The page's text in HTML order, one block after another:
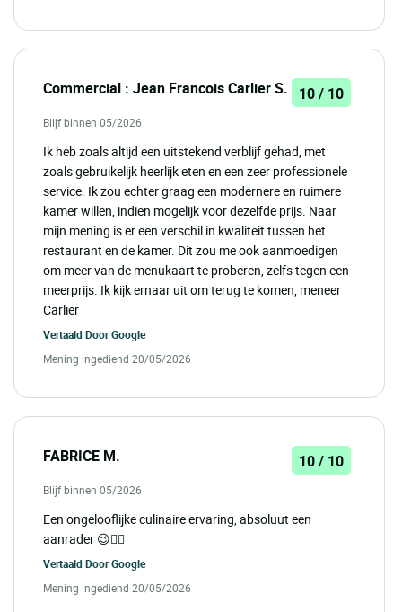
Commercial : Jean Francois Carlier S. 10 / 10
Blijf binnen 05/2026
Ik heb zoals altijd een uitstekend verblijf gehad, met
zoals gebruikelijk heerlijk eten en een zeer professionele
service. Ik zou echter graag een modernere en ruimere
kamer willen, indien mogelijk voor dezelfde prijs. Naar
mijn mening is er een verschil in kwaliteit tussen het
restaurant en de kamer. Dit zou me ook aanmoedigen
om meer van de menukaart te proberen, zelfs tegen een
meerprijs. Ik kijk ernaar uit om terug te komen, meneer
Carlier
Vertaald DoorGoogle
Mening ingediend 20/05/2026
FABRICE M. 10 / 10
Blijf binnen 05/2026
Een ongelooflijke culinaire ervaring, absoluut een
aanrader 😉👍🏼
Vertaald DoorGoogle
Mening ingediend 20/05/2026